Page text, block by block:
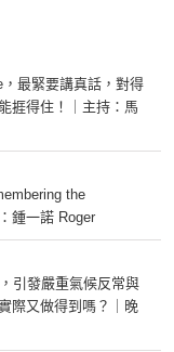
，最緊要講真話，對得
捱得住！｜主持：馬
the
鍾一諾 Roger
引發嚴重氣候反常與
際又做得到嗎？｜晚